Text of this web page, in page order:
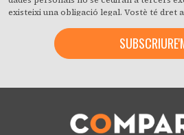
existeixi una obligació legal. Vostè té
revocar quan ho desitgi, amb efecte
a això. També pot accedir a les seves
que siguin inexactes o sol·licitar la seva
expressament que puguem processar la
l'enllaç «donar-me de baixa» que hi ha al
correu electrònic que rebi de la nostra